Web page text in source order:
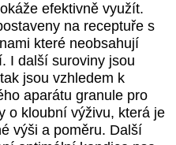
efektivně využít.
na receptuře s
které neobsahují
I další suroviny jsou
jsou vzhledem k
aparátu granule pro
o kloubní výživu, která je
výši a poměru. Další